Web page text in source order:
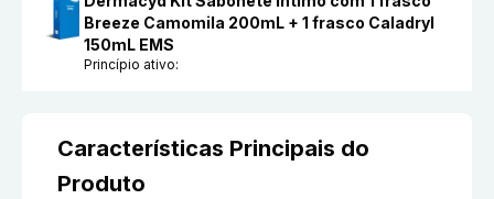
Breeze Camomila 200mL + 1 frasco Caladryl
150mL EMS
Princípio ativo:
Características Principais do
Produto